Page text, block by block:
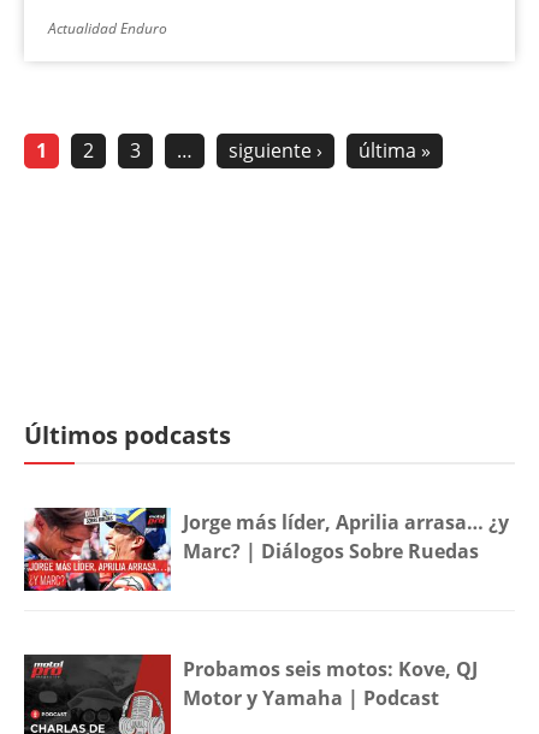
Actualidad Enduro
1 2 3 … siguiente › última »
Últimos podcasts
Jorge más líder, Aprilia arrasa… ¿y
Marc? | Diálogos Sobre Ruedas
Probamos seis motos: Kove, QJ
Motor y Yamaha | Podcast